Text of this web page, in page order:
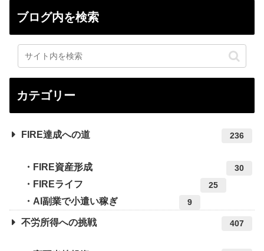
ブログ内を検索
カテゴリー
FIRE達成への道 236
FIRE資産形成 30
FIREライフ 25
AI副業で小遣い稼ぎ 9
不労所得への挑戦 407